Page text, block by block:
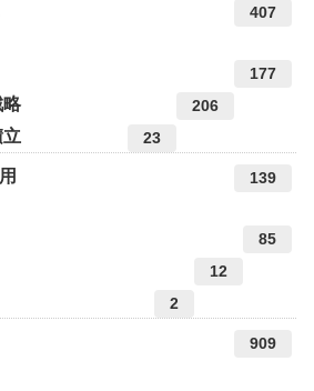
407
177
略 206
23
139
85
12
2
909